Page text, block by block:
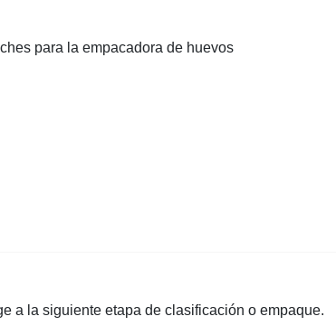
para la empacadora de huevos
a la siguiente etapa de clasificación o empaque.